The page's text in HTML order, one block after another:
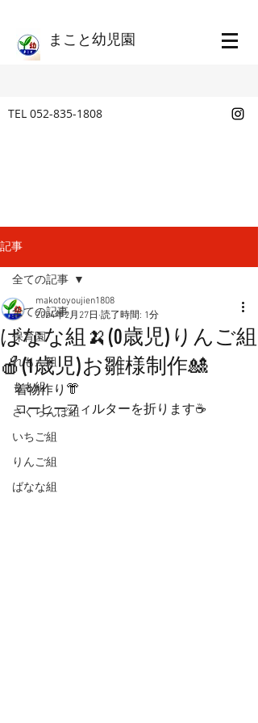
​まこと幼児園
TEL 052-835-1808
記事
全ての記事
保育園
れもん組
もも組
さくらんぼ組
いちご組
りんご組
ばなな組
全ての記事
ばなな組🍌(0歳児)りんご組
🍎(1歳児)お雛様制作🎎
makotoyoujien1808
2024年2月27日 読了時間: 1分
着物作り👘
コーヒーフィルターを折ります☕️